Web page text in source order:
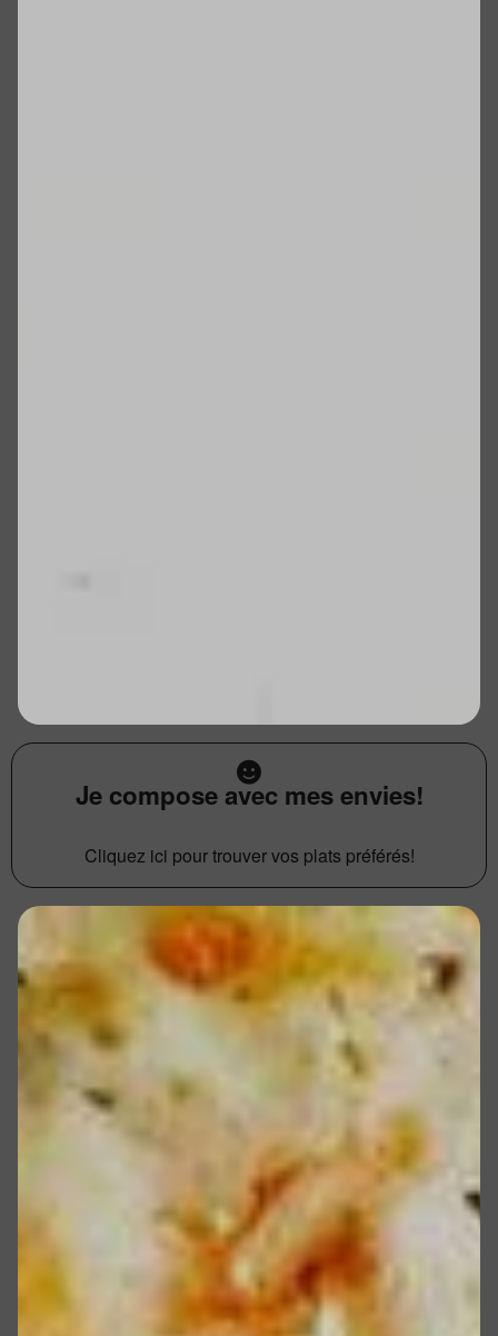
Je compose avec mes envies!
Cliquez ici pour trouver vos plats préférés!